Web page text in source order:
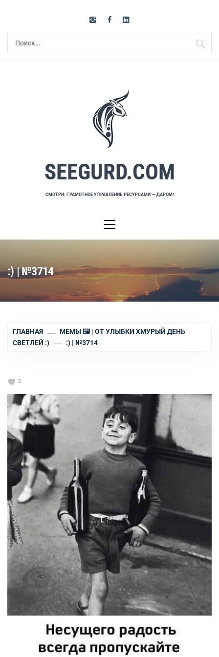
содержимому
Найти:
SEEGURD.COM
СМОТРИ: ГРАМОТНОЕ УПРАВЛЕНИЕ РЕСУРСАМИ — ДАРОМ!
меню
:) | №3714
ГЛАВНАЯ
МЕМЫ 🖼 | ОТ УЛЫБКИ ХМУРЫЙ ДЕНЬ
СВЕТЛЕЙ :)
:) | №3714
3